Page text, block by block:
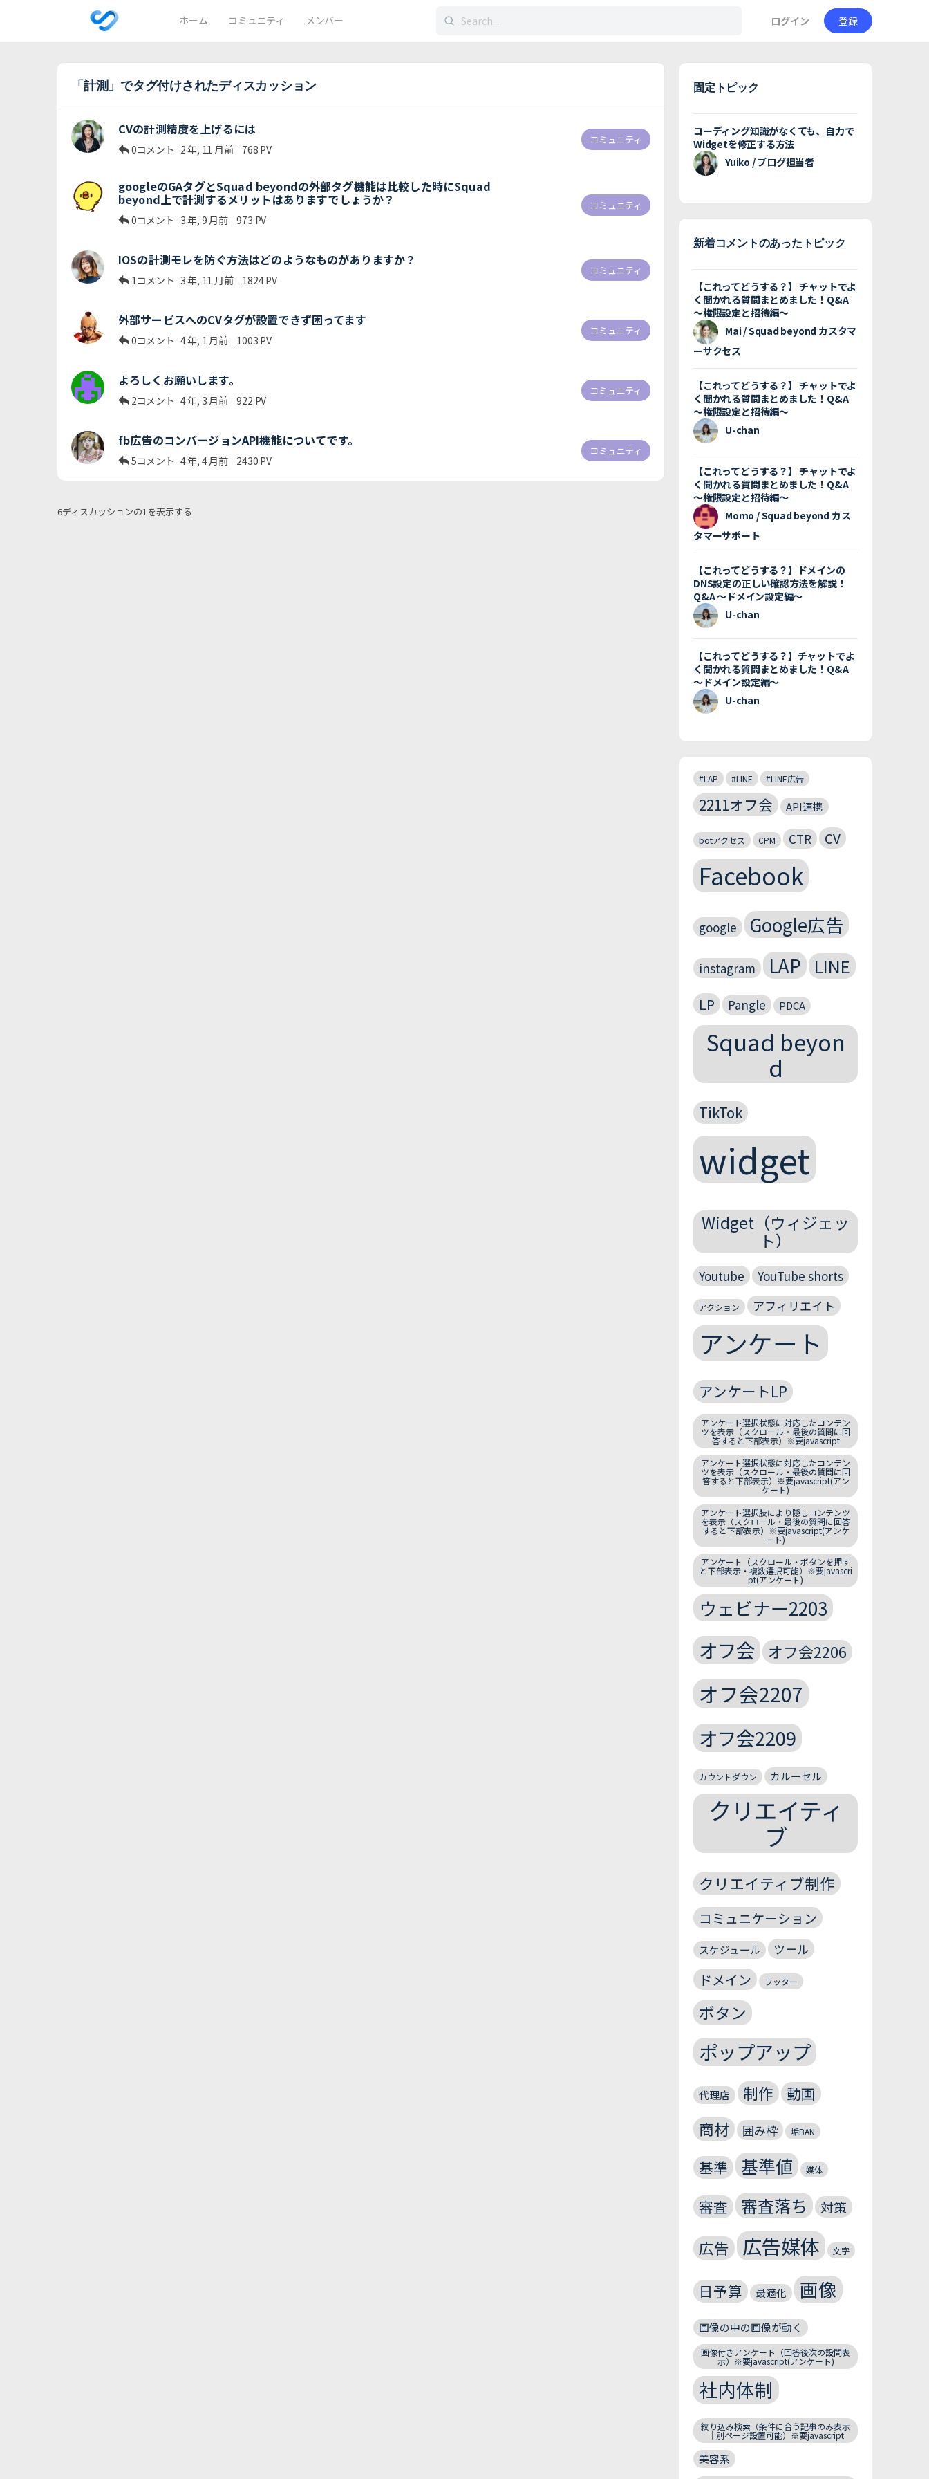
ホーム コミュニティ メンバー
検
ログイン 登録
「計測」でタグ付けされたディスカッション
CVの計測精度を上げるには
0コメント 2 年, 11 月前 768 PV
コミュニティ
googleのGAタグとSquad beyondの外部タグ機能は比較した時にSquad
beyond上で計測するメリットはありますでしょうか？
0コメント 3 年, 9 月前 973 PV
コミュニティ
IOSの計測モレを防ぐ方法はどのようなものがありますか？
1コメント 3 年, 11 月前 1824PV
コミュニティ
外部サービスへのCVタグが設置できず困ってます
0コメント 4 年, 1 月前 1003 PV
コミュニティ
よろしくお願いします。
2コメント 4 年, 3 月前 922 PV
コミュニティ
fb広告のコンバージョンAPI機能についてです。
5コメント 4 年, 4 月前 2430 PV
コミュニティ
6ディスカッションの1を表示する
固定トピック
コーディング知識がなくても、自力で
Widgetを修正する方法
Yuiko / ブログ担当者
新着コメントのあったトピック
【これってどうする？】 チャットでよ
く聞かれる質問まとめました！Q&A
〜権限設定と招待編〜
Mai / Squad beyond カスタマ
ーサクセス
【これってどうする？】 チャットでよ
く聞かれる質問まとめました！Q&A
〜権限設定と招待編〜
U-chan
【これってどうする？】 チャットでよ
く聞かれる質問まとめました！Q&A
〜権限設定と招待編〜
Momo / Squad beyond カス
タマーサポート
【これってどうする？】ドメインの
DNS設定の正しい確認方法を解説！
Q&A 〜ドメイン設定編〜
U-chan
【これってどうする？】チャットでよ
く聞かれる質問まとめました！Q&A
〜ドメイン設定編〜
U-chan
#LAP #LINE #LINE広告
2211オフ会 API連携
botアクセス CPM CTR CV
Facebook
google Google広告
instagram LAP LINE
LP Pangle PDCA
Squad beyon
d
TikTok
widget
Widget（ウィジェッ
ト）
Youtube YouTube shorts
アクション アフィリエイト
アンケート
アンケートLP
アンケート選択状態に対応したコンテン
ツを表示（スクロール・最後の質問に回
答すると下部表示）※要javascript
アンケート選択状態に対応したコンテン
ツを表示（スクロール・最後の質問に回
答すると下部表示）※要javascript(アン
ケート)
アンケート選択肢により隠しコンテンツ
を表示（スクロール・最後の質問に回答
すると下部表示）※要javascript(アンケ
ート)
アンケート（スクロール・ボタンを押す
と下部表示・複数選択可能）※要javascri
pt(アンケート)
ウェビナー2203
オフ会 オフ会2206
オフ会2207
オフ会2209
カウントダウン カルーセル
クリエイティ
ブ
クリエイティブ制作
コミュニケーション
スケジュール ツール
ドメイン フッター
ボタン
ポップアップ
代理店 制作 動画
商材 囲み枠 垢BAN
基準 基準値 媒体
審査 審査落ち 対策
広告 広告媒体 文字
日予算 最適化 画像
画像の中の画像が動く
画像付きアンケート（回答後次の設問表
示）※要javascript(アンケート)
社内体制
絞り込み検索（条件に合う記事のみ表示
｜別ページ設置可能）※要javascript
美容系